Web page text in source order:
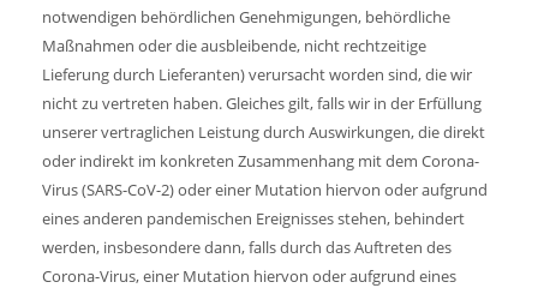
notwendigen behördlichen Genehmigungen, behördliche
Maßnahmen oder die ausbleibende, nicht rechtzeitige
Lieferung durch Lieferanten) verursacht worden sind, die wir
nicht zu vertreten haben. Gleiches gilt, falls wir in der Erfüllung
unserer vertraglichen Leistung durch Auswirkungen, die direkt
oder indirekt im konkreten Zusammenhang mit dem Corona-
Virus (SARS-CoV-2) oder einer Mutation hiervon oder aufgrund
eines anderen pandemischen Ereignisses stehen, behindert
werden, insbesondere dann, falls durch das Auftreten des
Corona-Virus, einer Mutation hiervon oder aufgrund eines